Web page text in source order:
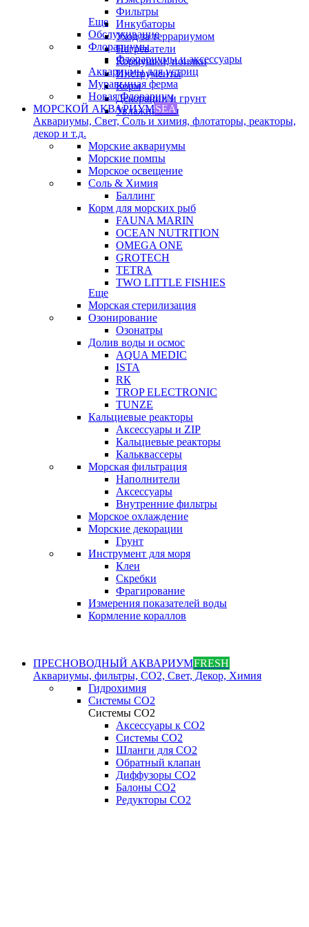
Фильтры
Инкубаторы
Уход за террариумом
Нагреватели
Кормушки, поилки
Инструменты
Корм
Декорации и грунт
Увлажнители
Еще
Обслуживание
Флорариумы
Флорариумы и аксессуары
Аквариумы для устриц
Муравьиная ферма
Новая Флорариум
МОРСКОЙ АКВАРИУМSEA
Аквариумы, Свет, Соль и химия, флотаторы, реакторы,
декор и т.д.
Морские аквариумы
Морские помпы
Морское освещение
Соль & Химия
Баллинг
Корм для морских рыб
FAUNA MARIN
OCEAN NUTRITION
OMEGA ONE
GROTECH
TETRA
TWO LITTLE FISHIES
Еще
Морская стерилизация
Озонирование
Озонатры
Долив воды и осмос
AQUA MEDIC
ISTA
RК
TROP ELECTRONIC
TUNZE
Кальциевые реакторы
Аксессуары и ZIP
Кальциевые реакторы
Кальквассеры
Морская фильтрация
Наполнители
Аксессуары
Внутренние фильтры
Морское охлаждение
Морские декорации
Грунт
Инструмент для моря
Клеи
Скребки
Фрагирование
Измерения показателей воды
Кормление кораллов
ПРЕСНОВОДНЫЙ АКВАРИУМFRESH
Аквариумы, фильтры, СО2, Свет, Декор, Химия
Гидрохимия
Системы СО2
Системы СО2
Аксессуары к СО2
Системы СО2
Шланги для CO2
Обратный клапан
Диффузоры СO2
Балоны CO2
Редукторы CO2